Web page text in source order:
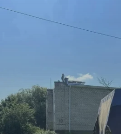
Культура
Недвижимость и ЖКХ
Погода
Праздники
Происшествия
Спорт